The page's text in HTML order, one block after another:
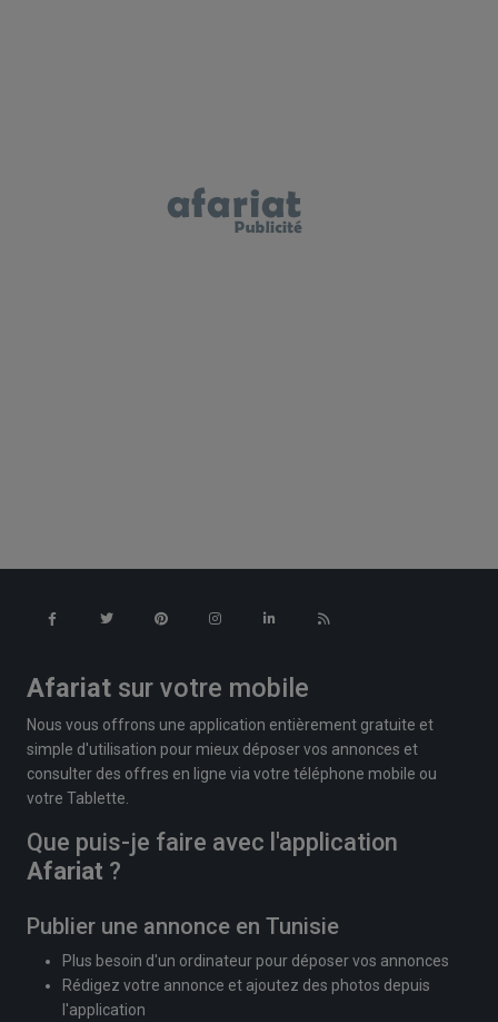
Afariat sur votre mobile
Nous vous offrons une application entièrement gratuite et
simple d'utilisation pour mieux déposer vos annonces et
consulter des offres en ligne via votre téléphone mobile ou
votre Tablette.
Que puis-je faire avec l'application
Afariat ?
Publier une annonce en Tunisie
Plus besoin d'un ordinateur pour déposer vos annonces
Rédigez votre annonce et ajoutez des photos depuis
l'application